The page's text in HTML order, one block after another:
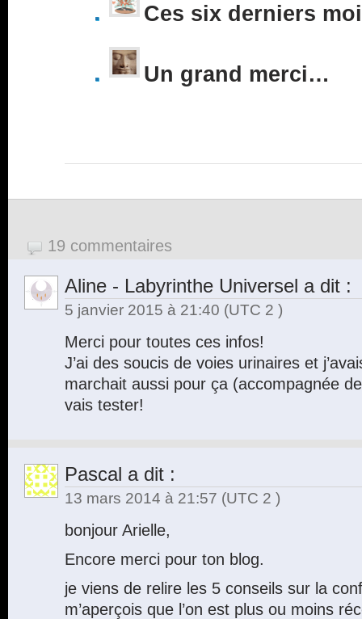
Ces six derniers
Un grand merci…
19 commentaires
Aline - Labyrinthe Universel a dit :
5 janvier 2015 à 21:40 (UTC 2 )
Merci pour toutes ces infos!
J’ai des soucis de voies urinaires et
marchait aussi pour ça (accompagnée
vais tester!
Pascal a dit :
13 mars 2014 à 21:57 (UTC 2 )
bonjour Arielle,
Encore merci pour ton blog.
je viens de relire les 5 conseils sur la
m’aperçois que l’on est plus ou moins